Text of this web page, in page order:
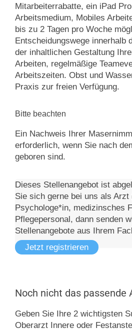
Mitarbeiterrabatte, ein iPad
Arbeitsmedium, Mobiles
bis zu 2 Tagen pro Woche
Entscheidungswege innerhalb
der inhaltlichen Gestaltung
Arbeiten, regelmäßige
Arbeitszeiten. Obst und
Praxis zur freien Verfügung.
Bitte beachten
Ein Nachweis Ihrer
erforderlich, wenn Sie nach
geboren sind.
Dieses Stellenangebot ist
Sie sich gerne bei uns als Arzt
Psychologe*in, medizinsches
Pflegepersonal, dann senden
Stellenangebote aus Ihrem
Jetzt registrieren
Noch nicht das passende
Geben Sie Ihre 2 wichtigsten
Oberarzt Innere oder